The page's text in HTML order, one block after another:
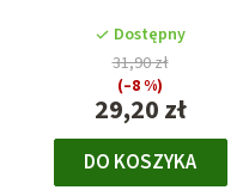
Dostępny
29,20 zł
31,90 zł
(–8 %)
DO KOSZYKA